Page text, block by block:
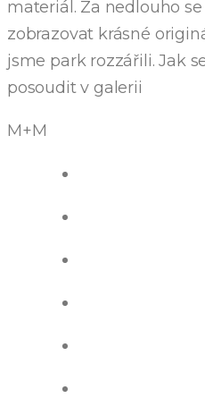
materiál. Za nedlouho
zobrazovat krásné
jsme park rozzářili. Jak
posoudit v galerii
M+M